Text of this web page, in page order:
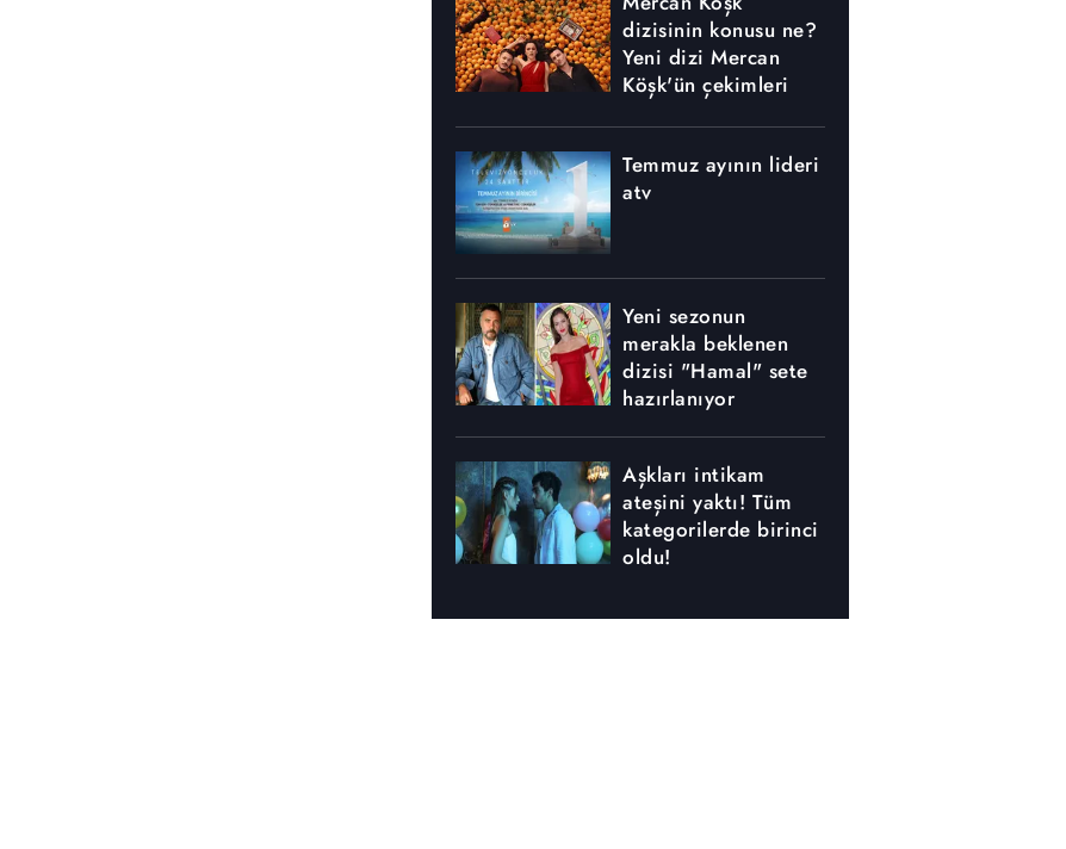
dizisinin konusu ne?
Yeni dizi Mercan
Köşk'ün çekimleri
Temmuz ayının lideri
atv
Yeni sezonun
merakla beklenen
dizisi "Hamal" sete
hazırlanıyor
Aşkları intikam
ateşini yaktı! Tüm
kategorilerde birinci
oldu!